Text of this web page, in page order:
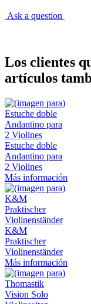
Ask a question
Los clientes
artículos
Estuche doble
Andantino para
2 Violines
Más información
K&M
Praktischer
Violinenständer
Más información